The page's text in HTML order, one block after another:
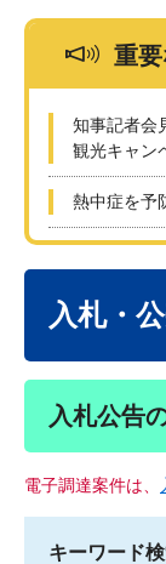
重
知事記者会
観光キャン
熱中症を予
入札・
入札公告
電子調達案件は、
キーワード